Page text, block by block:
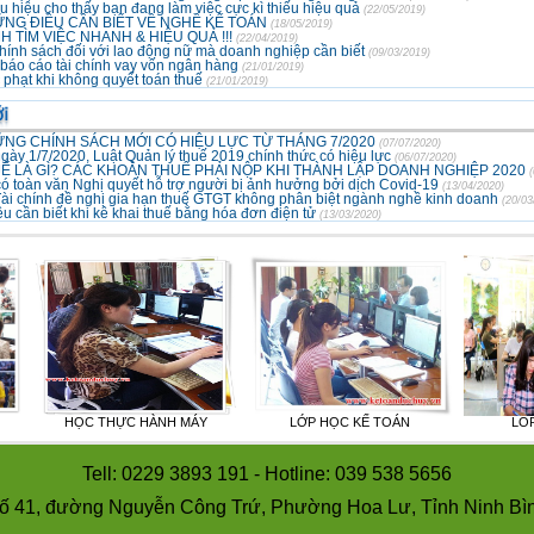
hiệu cho thấy bạn đang làm việc cực kì thiếu hiệu quả (22/05/2019)
ĐIỀU CẦN BIẾT VỀ NGHỀ KẾ TOÁN (18/05/2019)
TÌM VIỆC NHANH & HIỆU QUẢ !!! (22/04/2019)
sách đối với lao động nữ mà doanh nghiệp cần biết (09/03/2019)
cáo tài chính vay vốn ngân hàng (21/01/2019)
phạt khi không quyết toán thuế (21/01/2019)
CHÍNH SÁCH MỚI CÓ HIỆU LỰC TỪ THÁNG 7/2020 (07/07/2020)
1/7/2020, Luật Quản lý thuế 2019 chính thức có hiệu lực (06/07/2020)
LÀ GÌ? CÁC KHOẢN THUẾ PHẢI NỘP KHI THÀNH LẬP DOANH NGHIỆP 2020
toàn văn Nghị quyết hỗ trợ người bị ảnh hưởng bởi dịch Covid-19 (13/04/2020)
chính đề nghị gia hạn thuế GTGT không phân biệt ngành nghề kinh doanh (20/
cần biết khi kê khai thuế bằng hóa đơn điện tử (13/03/2020)
THỰC HÀNH MÁY LỚP HỌC KẾ TOÁN LOP THUC HANH
Tell: 0229 3893 191 - Hotline: 039 538 5656
41, đường Nguyễn Công Trứ, Phường Hoa Lư, Tỉnh Ninh